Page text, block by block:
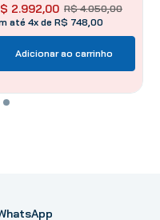
R$ 4.050,00
2.992,00
até 4x de R$ 748,00
Adicionar ao carrinho